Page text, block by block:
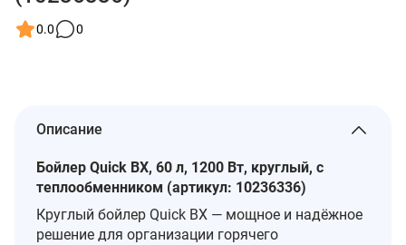
0.0 0
Описание
Бойлер Quick BX, 60 л, 1200 Вт, круглый, с
теплообменником (артикул: 10236336)
Круглый бойлер Quick BX — мощное и надёжное
решение для организации горячего